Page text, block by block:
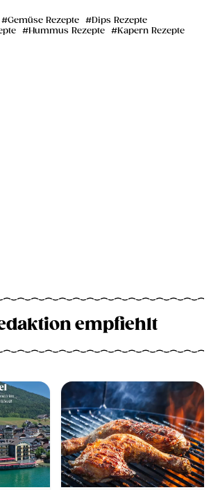
Gemüse Rezepte
Dips Rezepte
Hummus Rezepte
Kapern Rezepte
empfiehlt